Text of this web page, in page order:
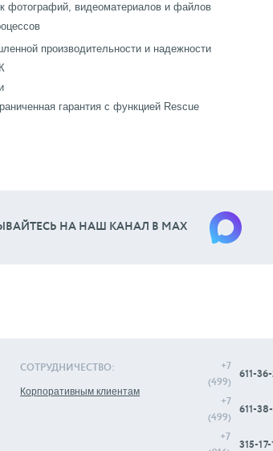
фотографий, видеоматериалов и файлов
производительности и надежности
гарантия с функцией Rescue
НА НАШ КАНАЛ В МАХ
СОТРУДНИЧЕСТВО:
Корпоративным клиентам
+7
(499)
611-36-
+7
(499)
611-
+7
315-17-